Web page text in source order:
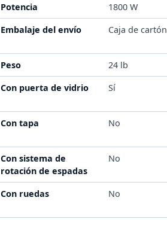
Potencia
1800 W
Embalaje del envío Caja de cartón
Peso
24 lb
Con puerta de vidrio Sí
Con tapa No
Con sistema de
rotación de espadas
No
Con ruedas No